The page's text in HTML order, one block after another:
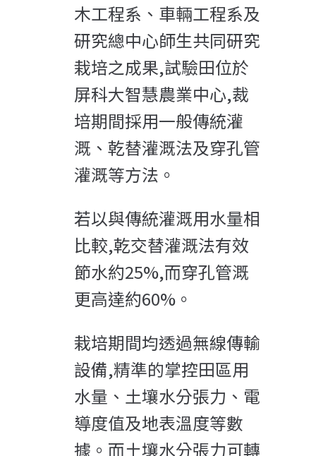
木工程系、車輛工程系及
研究總中心師生共同研究
栽培之成果,試驗田位於
屏科大智慧農業中心,裁
培期間採用一般傳統灌
溉、乾替灌溉法及穿孔管
灌溉等方法。
若以與傳統灌溉用水量相
比較,乾交替灌溉法有效
節水約25%,而穿孔管溉
更高達約60%。
栽培期間均透過無線傳輸
設備,精準的掌控田區用
水量、土壤水分張力、電
導度值及地表溫度等數
據。而土壤水分張力可轉